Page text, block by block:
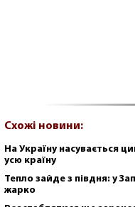
Схожі новини:
На Україну насувається
усю країну
Тепло зайде з півдня: у
жарко